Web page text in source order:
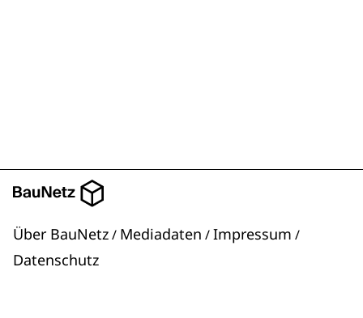
Über BauNetz/ Mediadaten /Impressum /
Datenschutz